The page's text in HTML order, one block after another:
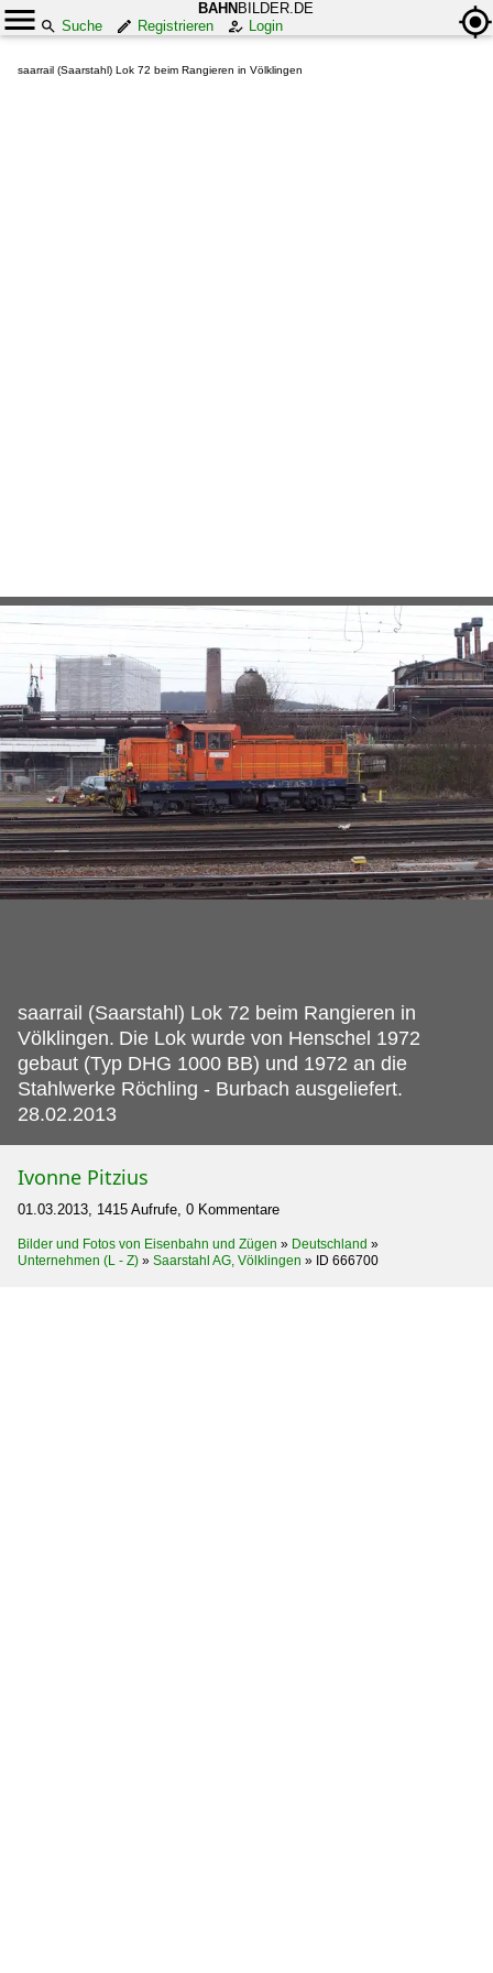
BAHN BILDER.DE
Suche
Registrieren Login
saarrail (Saarstahl) Lok 72 beim Rangieren in Völklingen
saarrail (Saarstahl) Lok 72 beim Rangieren in
Völklingen. Die Lok wurde von Henschel 1972
gebaut (Typ DHG 1000 BB) und 1972 an die
Stahlwerke Röchling - Burbach ausgeliefert.
28.02.2013
Ivonne Pitzius
01.03.2013, 1415 Aufrufe, 0 Kommentare
Bilder und Fotos von Eisenbahn und Zügen » Deutschland »
Unternehmen (L - Z) » Saarstahl AG, Völklingen » ID 666700